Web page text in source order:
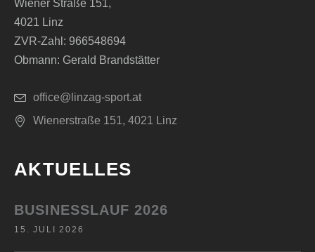
Wiener Straße 151,
4021 Linz
ZVR-Zahl: 966548694
Obmann: Gerald Brandstätter
office@linzag-sport.at
Wienerstraße 151, 4021 Linz
AKTUELLES
BUSINESSLAUF 2026
15. JULI 2026